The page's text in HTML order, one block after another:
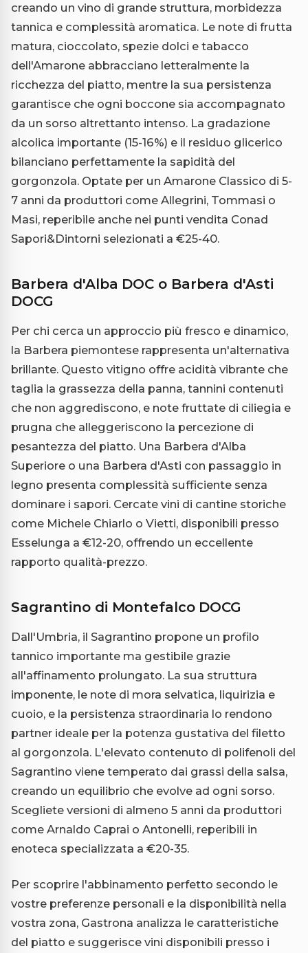
creando un vino di grande struttura, morbidezza
tannica e complessità aromatica. Le note di frutta
matura, cioccolato, spezie dolci e tabacco
dell'Amarone abbracciano letteralmente la
ricchezza del piatto, mentre la sua persistenza
garantisce che ogni boccone sia accompagnato
da un sorso altrettanto intenso. La gradazione
alcolica importante (15-16%) e il residuo glicerico
bilanciano perfettamente la sapidità del
gorgonzola. Optate per un Amarone Classico di 5-
7 anni da produttori come Allegrini, Tommasi o
Masi, reperibile anche nei punti vendita Conad
Sapori&Dintorni selezionati a €25-40.
Barbera d'Alba DOC o Barbera d'Asti
DOCG
Per chi cerca un approccio più fresco e dinamico,
la Barbera piemontese rappresenta un'alternativa
brillante. Questo vitigno offre acidità vibrante che
taglia la grassezza della panna, tannini contenuti
che non aggrediscono, e note fruttate di ciliegia e
prugna che alleggeriscono la percezione di
pesantezza del piatto. Una Barbera d'Alba
Superiore o una Barbera d'Asti con passaggio in
legno presenta complessità sufficiente senza
dominare i sapori. Cercate vini di cantine storiche
come Michele Chiarlo o Vietti, disponibili presso
Esselunga a €12-20, offrendo un eccellente
rapporto qualità-prezzo.
Sagrantino di Montefalco DOCG
Dall'Umbria, il Sagrantino propone un profilo
tannico importante ma gestibile grazie
all'affinamento prolungato. La sua struttura
imponente, le note di mora selvatica, liquirizia e
cuoio, e la persistenza straordinaria lo rendono
partner ideale per la potenza gustativa del filetto
al gorgonzola. L'elevato contenuto di polifenoli del
Sagrantino viene temperato dai grassi della salsa,
creando un equilibrio che evolve ad ogni sorso.
Scegliete versioni di almeno 5 anni da produttori
come Arnaldo Caprai o Antonelli, reperibili in
enoteca specializzata a €20-35.
Per scoprire l'abbinamento perfetto secondo le
vostre preferenze personali e la disponibilità nella
vostra zona, Gastrona analizza le caratteristiche
del piatto e suggerisce vini disponibili presso i